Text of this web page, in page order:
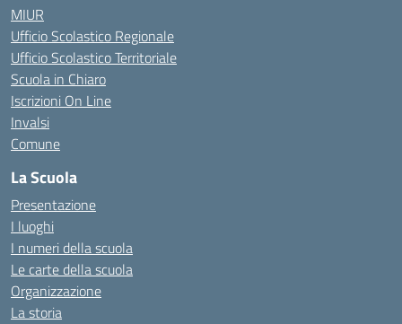
MIUR
Ufficio Scolastico Regionale
Ufficio Scolastico Territoriale
Scuola in Chiaro
Iscrizioni On Line
Invalsi
Comune
La Scuola
Presentazione
I luoghi
I numeri della scuola
Le carte della scuola
Organizzazione
La storia